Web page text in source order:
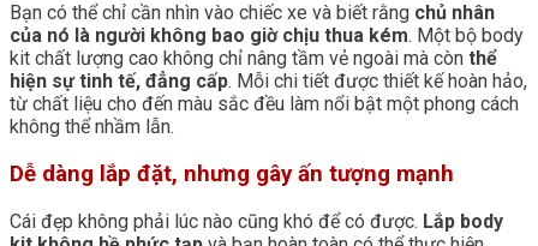
Bạn có thể chỉ cần nhìn vào chiếc xe và biết rằng chủ nhân
của nó là người không bao giờ chịu thua kém. Một bộ body
kit chất lượng cao không chỉ nâng tầm vẻ ngoài mà còn thể
hiện sự tinh tế, đẳng cấp. Mỗi chi tiết được thiết kế hoàn hảo,
từ chất liệu cho đến màu sắc đều làm nổi bật một phong cách
không thể nhầm lẫn.
Dễ dàng lắp đặt, nhưng gây ấn tượng mạnh
Cái đẹp không phải lúc nào cũng khó để có được. Lắp body